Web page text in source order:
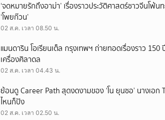
‘จดหมายรักถึงอาม่า’ เรื่องราวประวัติศาสตร์ชาวจีนโพ้
‘โพยก๊วน’
02 ส.ค. เวลา 08.50 น.
แมนดาริน โอเรียนเต็ล กรุงเทพฯ ถ่ายทอดเรื่องราว
เครื่องศิลาดล
02 ส.ค. เวลา 04.43 น.
ย้อนดู Career Path สุดงดงามของ ‘โน ยุนซอ’ นางเอ
ไหนก็ปัง
02 ส.ค. เวลา 02.50 น.